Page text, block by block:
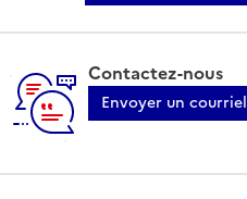
Contactez-nous
Envoyer un courriel